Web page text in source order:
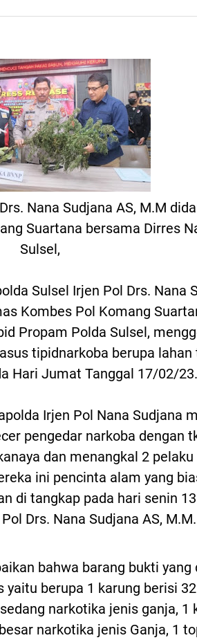
Nana Sudjana AS, M.M
Suartana bersama Dirres
Sulsel,
Sulsel Irjen Pol Drs. Nana
Kombes Pol Komang
Propam Polda Sulsel,
tipidnarkoba berupa lahan
Hari Jumat Tanggal 17/02/23.
Irjen Pol Nana Sudjana
pengedar narkoba dengan
dan menangkal 2 pelaku
ini pencinta alam yang
di tangkap pada hari senin
Drs. Nana Sudjana AS, M.M.
bahwa barang bukti yang
yaitu berupa 1 karung berisi
narkotika jenis ganja, 1
narkotika jenis Ganja, 1